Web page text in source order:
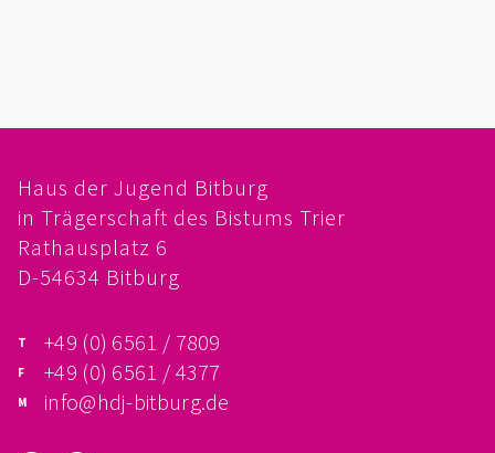
GALERIE
PRÄVENTION
INSTITUTIONELLES SCHUTZKONZEPT
VERHALTENSKODEX FÜR HAUPTAMTLICHE
Haus der Jugend Bitburg
in Trägerschaft des Bistums Trier
Rathausplatz 6
D-54634 Bitburg
+49 (0) 6561 / 7809
+49 (0) 6561 / 4377
info@hdj-bitburg.de